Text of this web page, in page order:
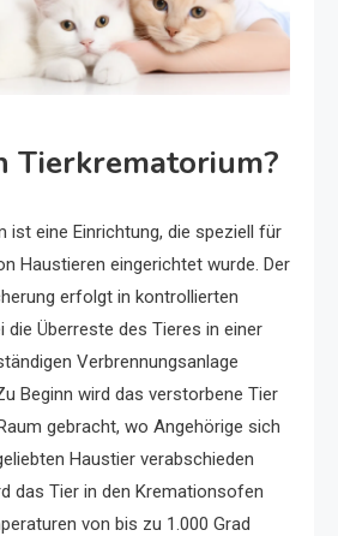
Tierkrematorium?
ist eine Einrichtung, die speziell für
Haustieren eingerichtet wurde. Der
erfolgt in kontrollierten
die Überreste des Tieres in einer
Verbrennungsanlage
Beginn wird das verstorbene Tier
gebracht, wo Angehörige sich
Haustier verabschieden
das Tier in den Kremationsofen
von bis zu 1.000 Grad